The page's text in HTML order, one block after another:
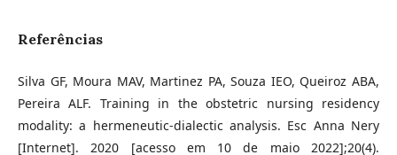
Referências
Silva GF, Moura MAV, Martinez PA, Souza IEO, Queiroz ABA,
Pereira ALF. Training in the obstetric nursing residency
modality: a hermeneutic-dialectic analysis. Esc Anna Nery
[Internet]. 2020 [acesso em 10 de maio 2022];20(4).